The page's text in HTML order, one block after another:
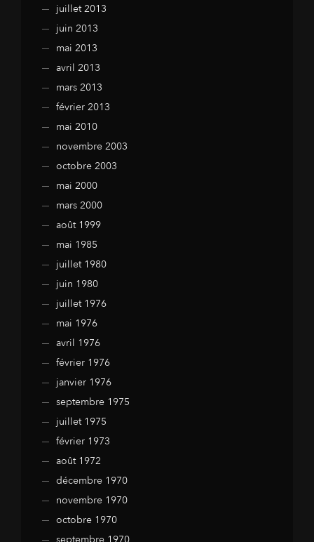
juillet 2013
juin 2013
mai 2013
avril 2013
mars 2013
février 2013
mai 2010
novembre 2003
octobre 2003
mai 2000
mars 2000
août 1999
mai 1985
juillet 1980
juin 1980
juillet 1976
mai 1976
avril 1976
février 1976
janvier 1976
septembre 1975
juillet 1975
février 1973
août 1972
décembre 1970
novembre 1970
octobre 1970
septembre 1970